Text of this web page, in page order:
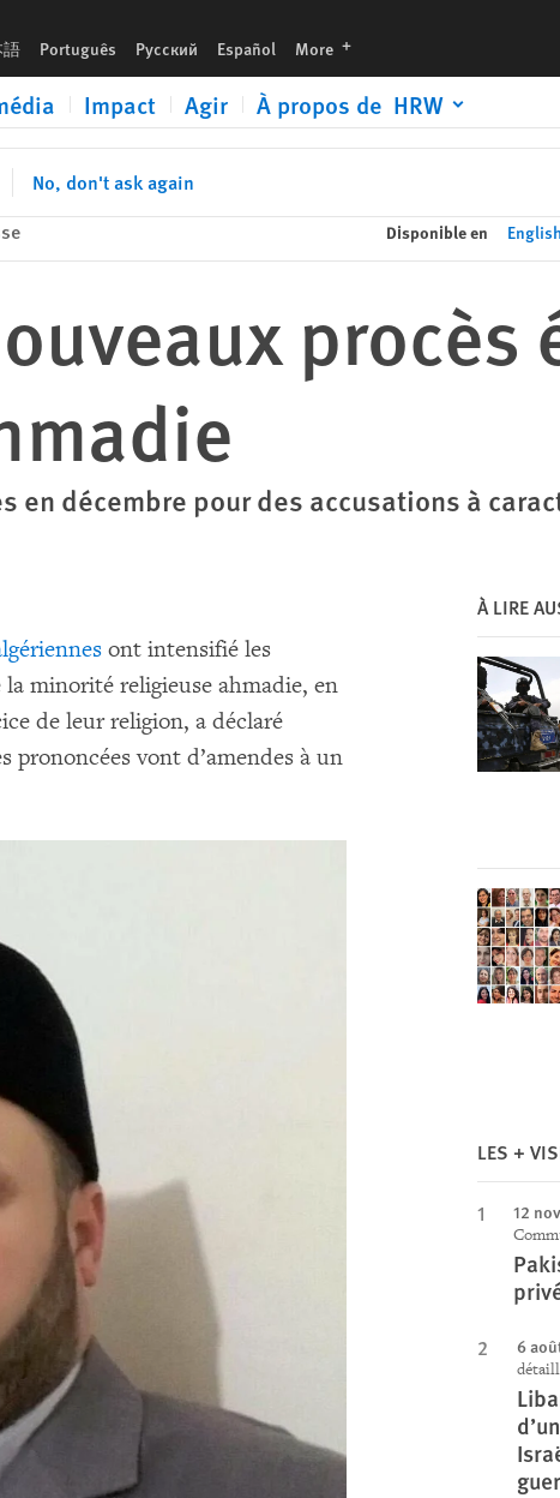
語 Português Русский Español More languages
Impact Agir À propos de HRW
No, don't ask again
Disponible en English
procès
en décembre pour des accusations à
ont intensifié les
minorité religieuse ahmadie, en
de leur religion, a déclaré
prononcées vont d’amendes à un
À LIRE
LES +
12
6